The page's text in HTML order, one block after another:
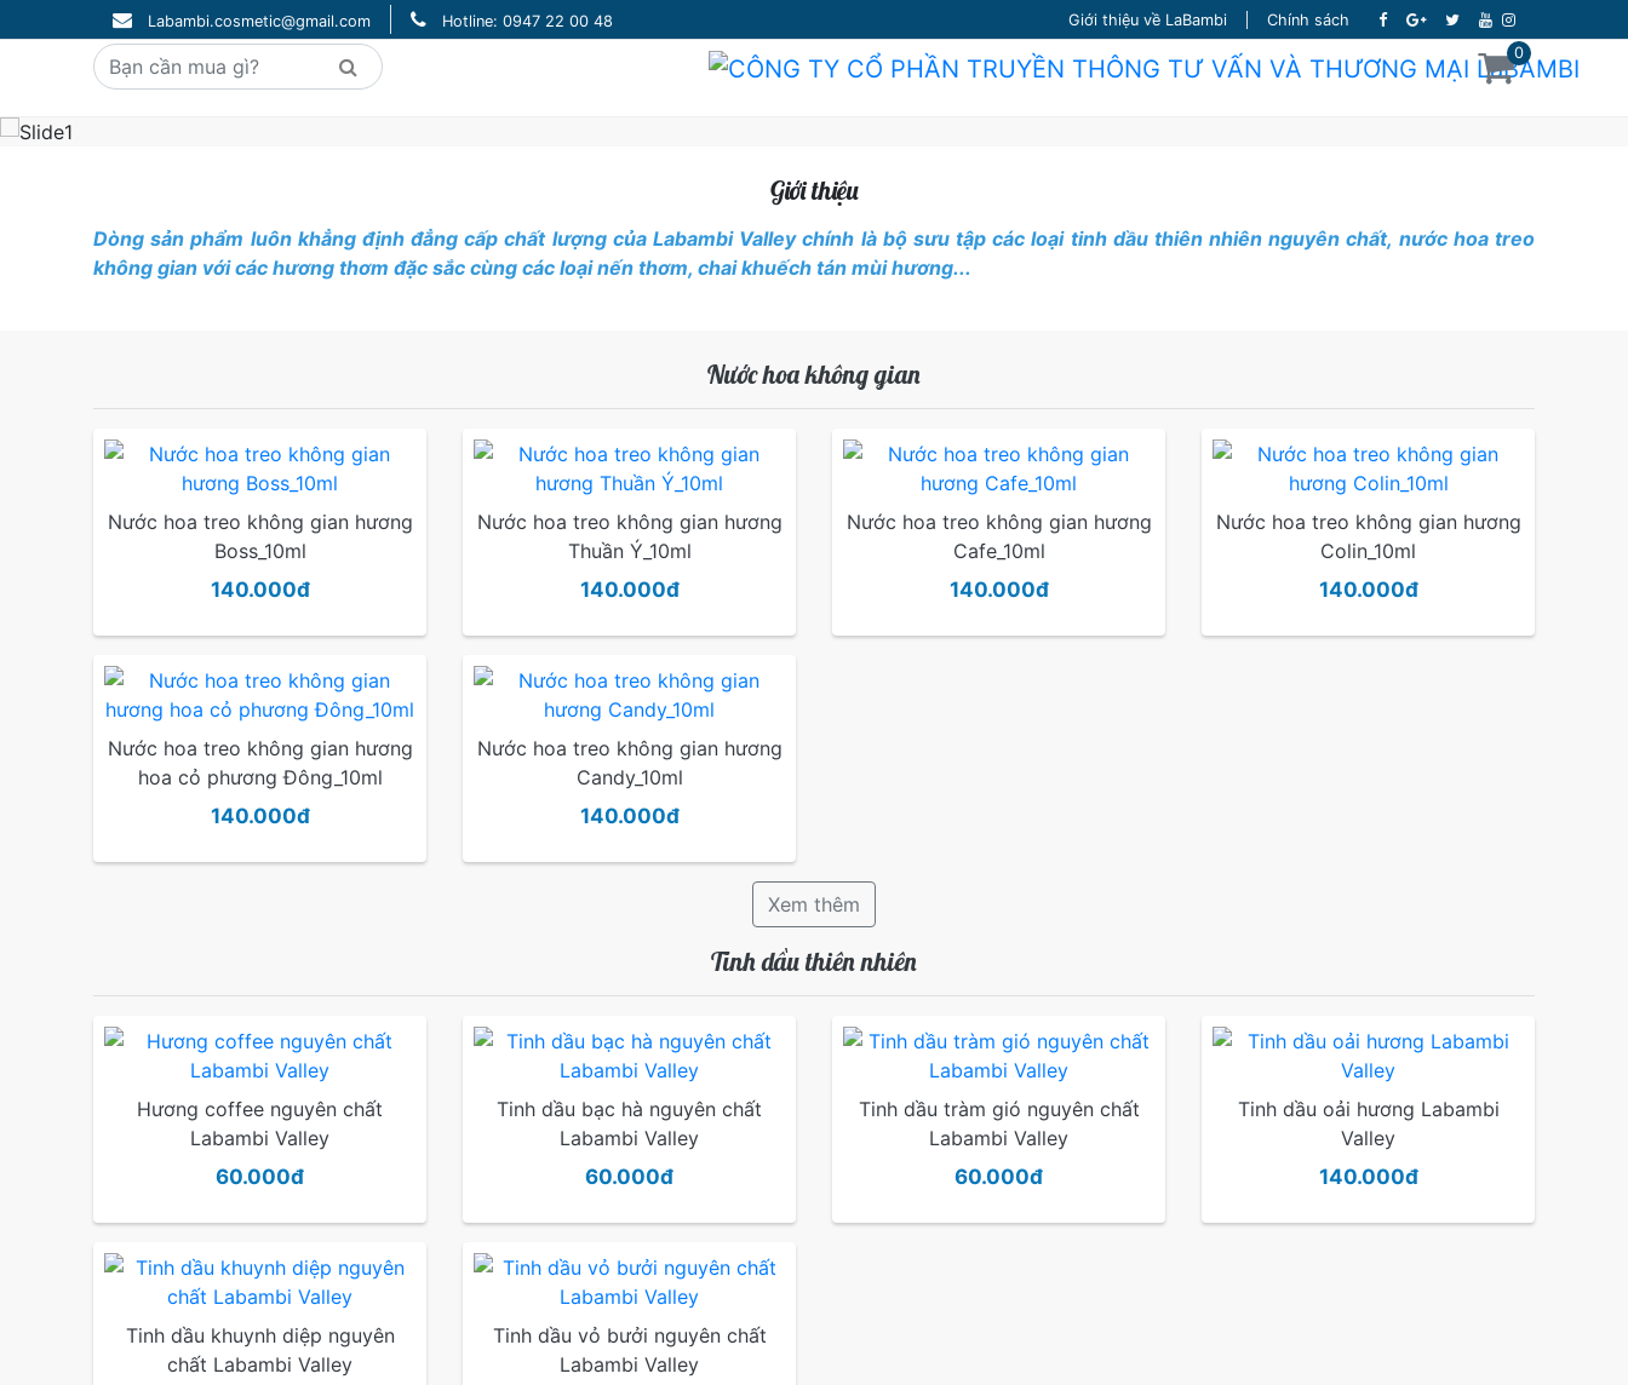
Labambi.cosmetic@gmail.com Hotline: 0947 22 00 48 Giới thiệu về LaBambi
Chính sách
0
Giới thiệu
Dòng sản phẩm luôn khẳng định đẳng cấp chất lượng của Labambi Valley chính là bộ sưu tập các loại tinh dầu thiên nhiên nguyên chất, nước hoa treo
không gian với các hương thơm đặc sắc cùng các loại nến thơm, chai khuếch tán mùi hương...
Nước hoa không gian
Nước hoa treo không gian hương
Boss_10ml
140.000đ
Nước hoa treo không gian hương
Thuần Ý_10ml
140.000đ
Nước hoa treo không gian hương
Cafe_10ml
140.000đ
Nước hoa treo không gian hương
Colin_10ml
140.000đ
Nước hoa treo không gian hương
hoa cỏ phương Đông_10ml
140.000đ
Nước hoa treo không gian hương
Candy_10ml
140.000đ
Xem thêm
Tinh dầu thiên nhiên
Hương coffee nguyên chất
Labambi Valley
60.000đ
Tinh dầu bạc hà nguyên chất
Labambi Valley
60.000đ
Tinh dầu tràm gió nguyên chất
Labambi Valley
60.000đ
Tinh dầu oải hương Labambi
Valley
140.000đ
Tinh dầu khuynh diệp nguyên
chất Labambi Valley
Tinh dầu vỏ bưởi nguyên chất
Labambi Valley